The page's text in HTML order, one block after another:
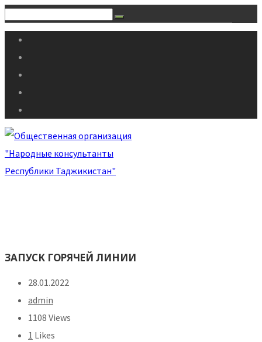
ЗАПУСК ГОРЯЧЕЙ ЛИНИИ
28.01.2022
admin
1108 Views
1 Likes